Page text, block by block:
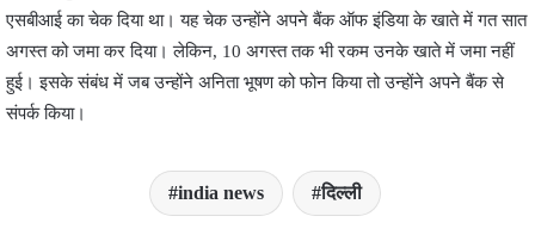
एसबीआई का चेक दिया था। यह चेक उन्होंने अपने बैंक ऑफ इंडिया के खाते में गत सात
अगस्त को जमा कर दिया। लेकिन, 10 अगस्त तक भी रकम उनके खाते में जमा नहीं
हुई। इसके संबंध में जब उन्होंने अनिता भूषण को फोन किया तो उन्होंने अपने बैंक से
संपर्क किया।
india news दिल्ली